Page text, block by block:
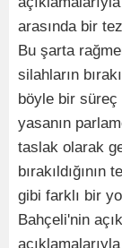
arasında bir
Bu şarta
silahların
böyle bir
yasanın
taslak olarak
gibi farklı bir
Bahçeli'nin